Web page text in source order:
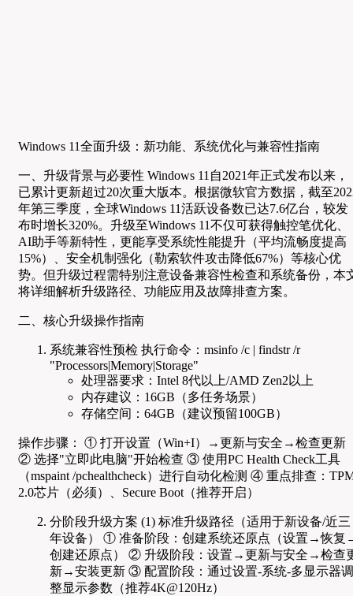
Windows 11全面升级：新功能、系统优化与兼容性指南
一、升级背景与必要性 Windows 11自2021年正式发布以来，
已累计更新超过20次重大版本。根据微软官方数据，截至
年第三季度，全球Windows 11活跃设备数已达7.6亿台，较发
布时增长320%。升级至Windows 11不仅可获得触控笔优化、
AI助手等新特性，更能享受系统性能提升（平均流畅度提高
15%）、安全机制强化（勒索软件攻击降低67%）等核心优
势。但升级过程需特别注意设备兼容性检查和系统备份，本
将详细解析升级路径、功能应用及故障排查方案。
二、核心升级操作指南
系统兼容性预检 执行命令：msinfo /c | findstr /r
"Processors|Memory|Storage"
处理器要求：Intel 8代以上/AMD Zen2以上
内存建议：16GB（多任务场景）
存储空间：64GB（建议预留100GB）
操作步骤： ① 打开设置（Win+I）→更新与安全→检查更新
② 选择"立即此电脑"开始检查 ③ 使用PC Health Check工具
（mspaint /pchealthcheck）进行自动化检测 ④ 重点排查：
2.0芯片（必须）、Secure Boot（推荐开启）
分阶段升级方案 (1) 标准升级路径（适用于新设备/近三
年设备） ① 准备阶段：创建系统还原点（设置→恢
创建还原点） ② 升级阶段：设置→更新与安全→检查
新→安装更新 ③ 配置阶段：通过设置-系统-多显示器调
整显示参数（推荐4K@120Hz）